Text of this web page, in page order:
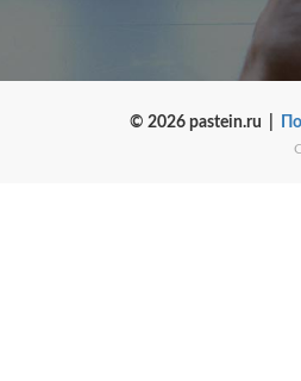
© 2026 pastein.ru |